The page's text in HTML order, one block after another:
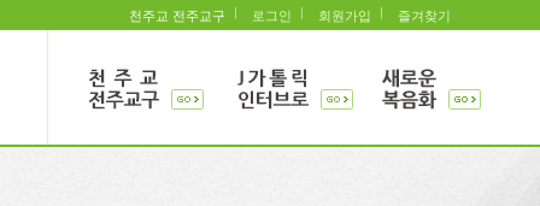
천주교 전주교구 로그인 회원가입 즐겨찾기